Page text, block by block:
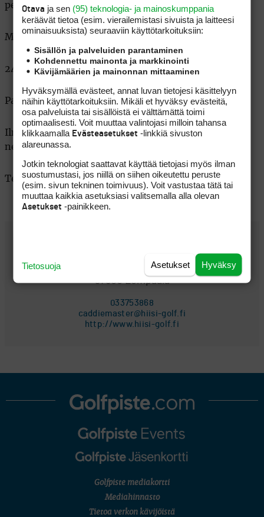
pelaavan.
Maksut: (sis. keittolounas)
24€ / joukkue + green feet 18r
Palkinnot: kolme parasta, paras scratch
Ilmoittautuminen: viimeistään ti 29.4 klo 18
nexgolfissa tai CM puh 03 3753 868
Tervetuloa kilpailemaan!
Vaihmalantie 120
37500 Lempäälä
033753868
caddiemaster@hiisi-golf.fi
http://www.hiisi-golf.fi
Golfpiste mediakortti
Mediahinnasto
Tietoa verkon kävijöistä
Otava ja sen (95) teknologia- ja mainoskumppania
keräävät tietoa (esim. vierailemis­tasi sivuista ja laitteesi
ominaisuuk­sista) seuraaviin käyttötarkoituksiin:
Sisällön ja palveluiden parantaminen
Kohdennettu mainonta ja markkinointi
Kävijämäärien ja mainonnan mittaaminen
Hyväksymällä evästeet, annat luvan tietojesi käsittelyyn
näihin käyttötarkoituksiin. Mikäli et hyväksy evästeitä,
osa palveluista tai sisällöistä ei välttämättä toimi
optimaalisesti. Voit muuttaa valintojasi milloin tahansa
klikkaamalla Evästeasetukset -linkkiä sivuston
alareunassa.
Jotkin teknologiat saattavat käyttää tietojasi myös ilman
suostumustasi, jos niillä on siihen oikeutettu peruste
(esim. sivun tekninen toimivuus). Voit vastustaa tätä tai
muuttaa kaikkia asetuksiasi valitsemalla alla olevan
Asetukset -painikkeen.
Hyväksy
Asetukset
Tietosuoja